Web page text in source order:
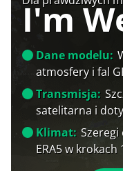
I'm
Dane modelu:
atmosfery i fal
Transmisja:
satelitarna i
Klimat:
ERA5 w